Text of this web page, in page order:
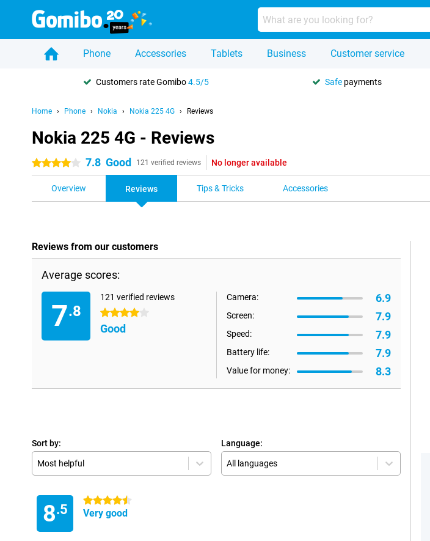
Phone Accessories Tablets Business Customer service
Customers rate Gomibo4.5/5 Safe payments
Home Phone Nokia Nokia 225 4G Reviews
Nokia 225 4G - Reviews
4 stars 7.8 Good 121 verified reviews No longer available
Overview Reviews Tips & Tricks Accessories
Reviews from our customers
Average scores:
7.8
121 verified reviews
4 stars
Good
Camera: 6.9
Screen: 7.9
Speed: 7.9
Battery life: 7.9
Value for money: 8.3
Sort by:
Most helpful
Language:
All languages
8.5
4.5 stars
Very good